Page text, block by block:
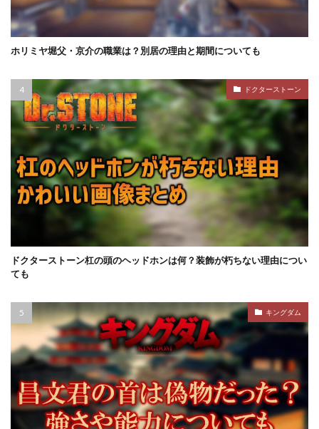
ホリミヤ堀父・京介の職業は？別居の理由と期間についても
ドクターストーン
ドクターストーン杠の頭のヘッドホンは何？装飾が朽ちない理由につい
ても
キングダム